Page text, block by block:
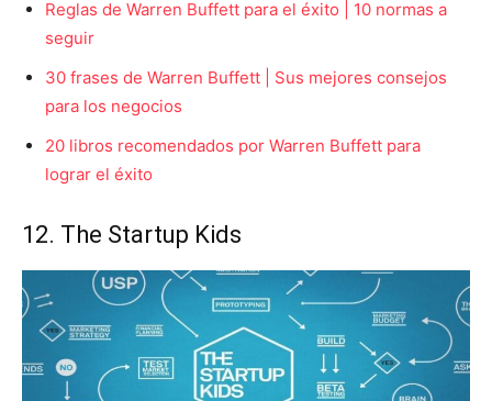
Reglas de Warren Buffett para el éxito | 10 normas a
seguir
30 frases de Warren Buffett | Sus mejores consejos
para los negocios
20 libros recomendados por Warren Buffett para
lograr el éxito
12. The Startup Kids